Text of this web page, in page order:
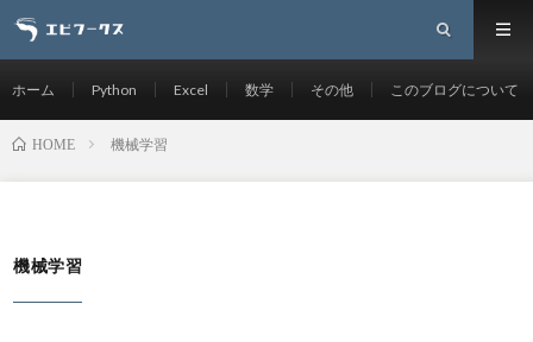
ホーム Python Excel 数学 その他 このブログについて
HOME 機械学習
機械学習